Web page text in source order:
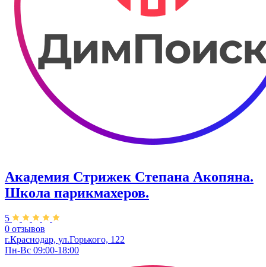
Академия Стрижек Степана Акопяна.
Школа парикмахеров.
5
0 отзывов
г.Краснодар, ул.Горького, 122
Пн-Вс 09:00-18:00